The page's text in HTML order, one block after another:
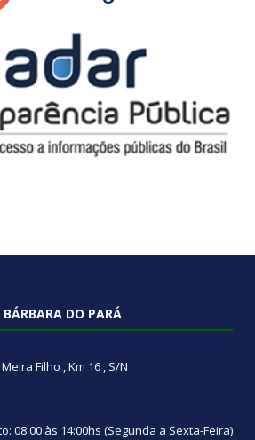
DO PARÁ
Filho , Km 16 , S/N
08:00 às 14:00hs (Segunda a Sexta-Feira)